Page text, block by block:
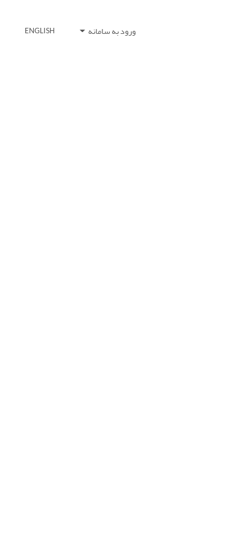
ورود به سامانه ENGLISH